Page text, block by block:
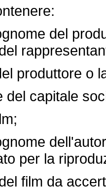
del
produttore o
capitale
per la
film da